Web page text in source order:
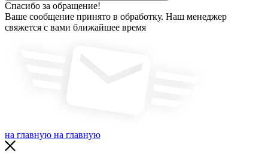
Спасибо за обращение!
Ваше сообщение принято в обработку. Наш менеджер
свяжется с вами ближайшее время
на главную на главную